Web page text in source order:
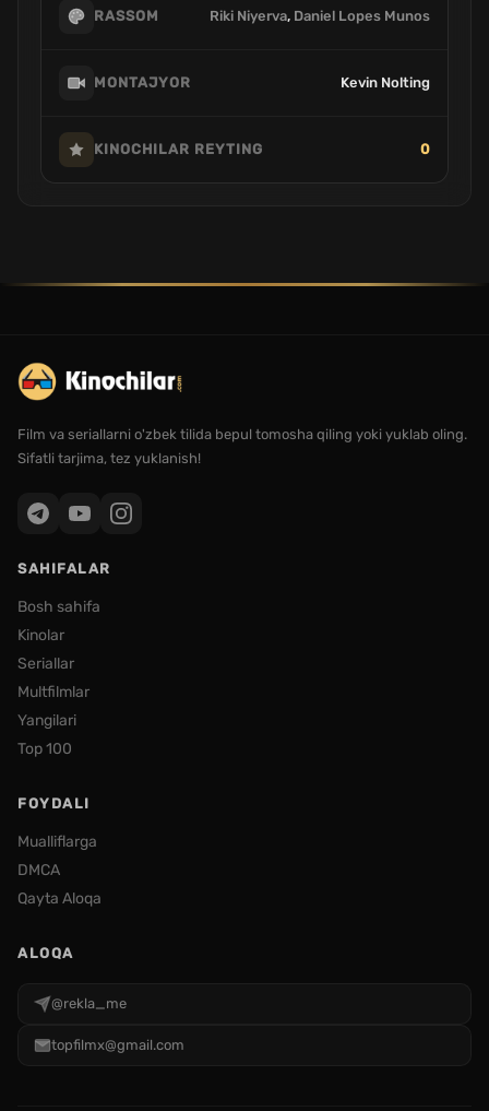
RASSOM Riki Niyerva, Daniel Lopes Munos
MONTAJYOR Kevin Nolting
KINOCHILAR REYTING 0
Film va seriallarni o'zbek tilida bepul tomosha qiling yoki yuklab oling.
Sifatli tarjima, tez yuklanish!
SAHIFALAR
Bosh sahifa
Kinolar
Seriallar
Multfilmlar
Yangilari
Top 100
FOYDALI
Mualliflarga
DMCA
Qayta Aloqa
ALOQA
@rekla_me
topfilmx@gmail.com